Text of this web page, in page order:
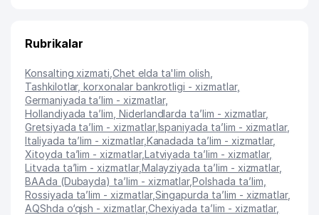
Rubrikalar
Konsalting xizmati ,Chet elda ta'lim olish
Tashkilotlar, korxonalar bankrotligi - xizmatlar,
Germaniyada ta’lim - xizmatlar,
Hollandiyada ta’lim, Niderlandlarda ta’lim - xizmatlar,
Gretsiyada ta’lim - xizmatlar,Ispaniyada ta’lim - xizmatlar,
Italiyada ta’lim - xizmatlar,Kanadada ta’lim - xizmatlar,
Xitoyda ta’lim - xizmatlar,Latviyada ta’lim - xizmatlar,
Litvada ta’lim - xizmatlar,Malayziyada ta’lim - xizmatlar,
BAAda (Dubayda) ta’lim - xizmatlar,Polshada ta’lim
Rossiyada ta’lim - xizmatlar, Singapurda ta’lim - xizmatlar,
AQShda o‘qish - xizmatlar,Chexiyada ta’lim - xizmatlar,